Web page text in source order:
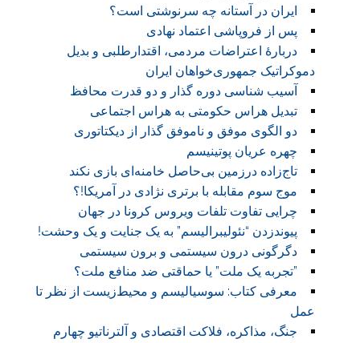
ایران در آستانه چه سرنوشتی است؟
پس از فروپاشی اعتماد نهادی
دربارهٔ اعتراضات مردمی، اقتدارطلبی و بدیل
دموکراتیک جمهوری‌خواهان ایران
آسیب شناسی دوره گذار و دو قدرت محافظ
تبدیل هراس حکومتی به هراس اجتماعی
دو الگوی موفق و ناموفق گذار از دیکتاتوری
چهره عریان پوتینیسم
تاج‌زاده درزمین بی‌حاصل خامنه‌ای بازی نکند
موج سوم مقابله با برتری نژادی در آمریکا!؟
چرایی تفاوت تلفات ویروس کرونا در جهان
پیوندزدن “نئولیبرالیسم” به یک جنایت و یک وحشت!
دگرگونی درون سیستمی و برون سیستمی
‏”تجربه یک ملت” یا حماقتی ضد منافع ملت؟
معرفی کتاب: سوسیالیسم و محیط‌زیست از نظر تا
عمل
جنگ، مذاکره، فلاکت اقتصادی و آلترناتیو چهارم